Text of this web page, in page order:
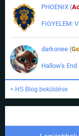
PHOENIX (
FIGYELEM:
darkonee (
Hallow's
+ HS Blog beküldése